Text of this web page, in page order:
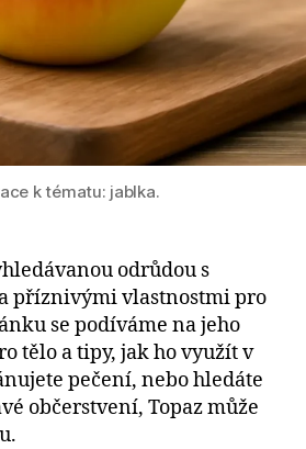
k tématu: jablka.
odrůdou s
příznivými vlastnostmi pro
se podíváme na jeho
tělo a tipy, jak ho využít v
pečení, nebo hledáte
občerstvení, Topaz může